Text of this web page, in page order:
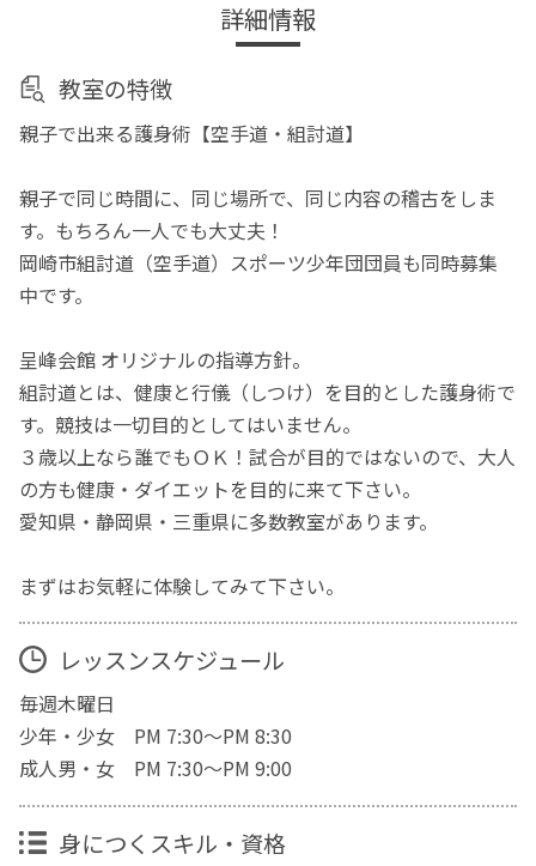
詳細情報
教室の特徴
親子で出来る護身術【空手道・組討道】
親子で同じ時間に、同じ場所で、同じ内容の稽古をしま
す。もちろん一人でも大丈夫！
岡崎市組討道（空手道）スポーツ少年団団員も同時募集
中です。
呈峰会館 オリジナルの指導方針。
組討道とは、健康と行儀（しつけ）を目的とした護身術で
す。競技は一切目的としてはいません。
３歳以上なら誰でもＯＫ！試合が目的ではないので、大人
の方も健康・ダイエットを目的に来て下さい。
愛知県・静岡県・三重県に多数教室があります。
まずはお気軽に体験してみて下さい。
レッスンスケジュール
毎週木曜日
少年・少女 PM 7:30〜PM 8:30
成人男・女 PM 7:30〜PM 9:00
身につくスキル・資格